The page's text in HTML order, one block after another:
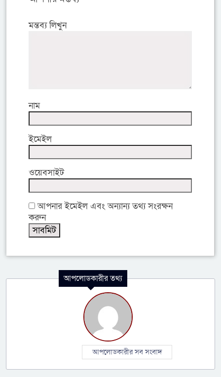
মন্তব্য লিখুন
নাম
ইমেইল
ওয়েবসাইট
আপনার ইমেইল এবং অন্যান্য তথ্য সংরক্ষন
করুন
আপলোডকারীর তথ্য
আপলোডকারীর সব সংবাদ